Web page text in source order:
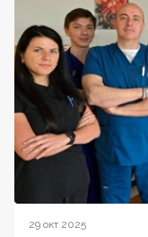
29 окт 2025